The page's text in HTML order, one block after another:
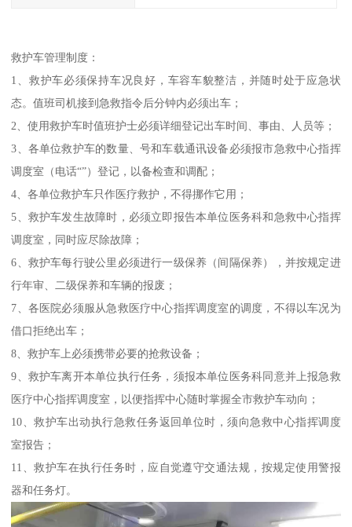
救护车管理制度：
1、救护车必须保持车况良好，车容车貌整洁，并随时处于应急状
态。值班司机接到急救指令后分钟内必须出车；
2、使用救护车时值班护士必须详细登记出车时间、事由、人员等；
3、各单位救护车的数量、号和车载通讯设备必须报市急救中心指挥
调度室（电话“”）登记，以备检查和调配；
4、各单位救护车只作医疗救护，不得挪作它用；
5、救护车发生故障时，必须立即报告本单位医务科和急救中心指挥
调度室，同时应尽除故障；
6、救护车每行驶公里必须进行一级保养（间隔保养），并按规定进
行年审、二级保养和车辆的报废；
7、各医院必须服从急救医疗中心指挥调度室的调度，不得以车况为
借口拒绝出车；
8、救护车上必须携带必要的抢救设备；
9、救护车离开本单位执行任务，须报本单位医务科同意并上报急救
医疗中心指挥调度室，以便指挥中心随时掌握全市救护车动向；
10、救护车出动执行急救任务返回单位时，须向急救中心指挥调度
室报告；
11、救护车在执行任务时，应自觉遵守交通法规，按规定使用警报
器和任务灯。